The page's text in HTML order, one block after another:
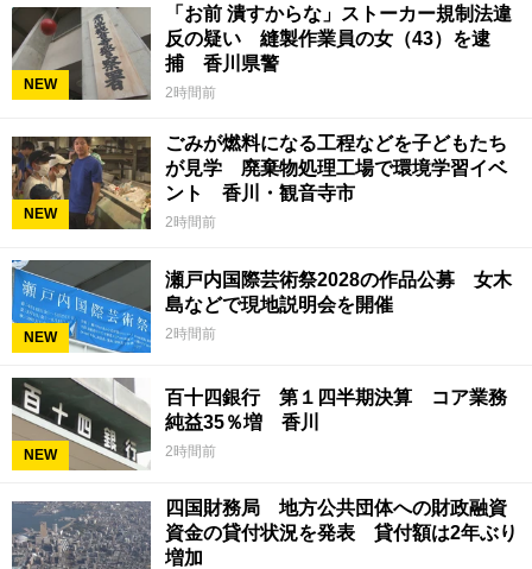
NEW
「お前 潰すからな」ストーカー規制法違
反の疑い 縫製作業員の女（43）を逮
捕 香川県警
2時間前
NEW
ごみが燃料になる工程などを子どもたち
が見学 廃棄物処理工場で環境学習イベ
ント 香川・観音寺市
2時間前
NEW
瀬戸内国際芸術祭2028の作品公募 女木
島などで現地説明会を開催
2時間前
NEW
百十四銀行 第１四半期決算 コア業務
純益35％増 香川
2時間前
四国財務局 地方公共団体への財政融資
資金の貸付状況を発表 貸付額は2年ぶり
増加